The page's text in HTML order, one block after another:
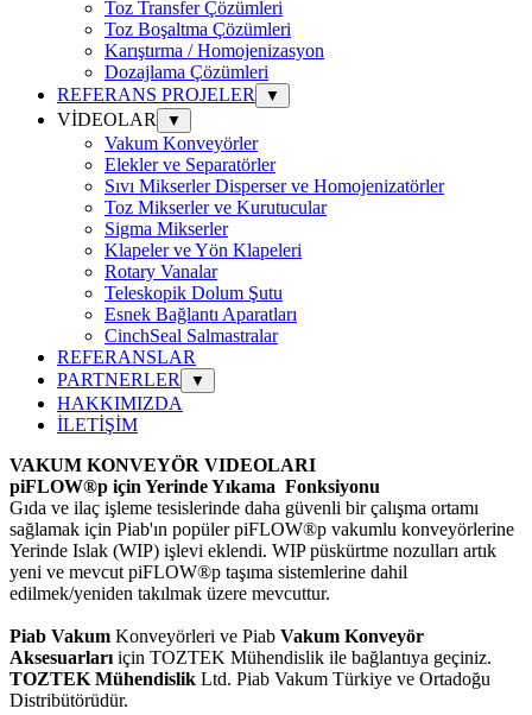
Toz Transfer Çözümleri
Toz Boşaltma Çözümleri
Karıştırma / Homojenizasyon
Dozajlama Çözümleri
REFERANS PROJELER
▼
VİDEOLAR ▼
Vakum Konveyörler
Elekler ve Separatörler
Sıvı Mikserler Disperser ve Homojenizatörler
Toz Mikserler ve Kurutucular
Sigma Mikserler
Klapeler ve Yön Klapeleri
Rotary Vanalar
Teleskopik Dolum Şutu
Esnek Bağlantı Aparatları
CinchSeal Salmastralar
REFERANSLAR
PARTNERLER
▼
HAKKIMIZDA
İLETİŞİM
VAKUM KONVEYÖR VIDEOLARI
piFLOW®p için Yerinde Yıkama Fonksiyonu
Gıda ve ilaç işleme tesislerinde daha güvenli bir çalışma ortamı
sağlamak için Piab'ın popüler piFLOW®p vakumlu konveyörlerine
Yerinde Islak (WIP) işlevi eklendi. WIP püskürtme nozulları artık
yeni ve mevcut piFLOW®p taşıma sistemlerine dahil
edilmek/yeniden takılmak üzere mevcuttur.
Piab Vakum Konveyörleri ve Piab Vakum Konveyör
Aksesuarları için TOZTEK Mühendislik ile bağlantıya geçiniz.
TOZTEK Mühendislik Ltd. Piab Vakum Türkiye ve Ortadoğu
Distribütörüdür.